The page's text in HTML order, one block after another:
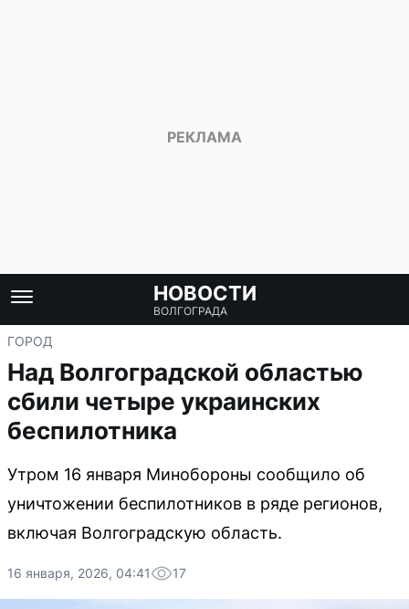
НОВОСТИ
ВОЛГОГРАДА
ГОРОД
Над Волгоградской областью
сбили четыре украинских
беспилотника
Утром 16 января Минобороны сообщило об
уничтожении беспилотников в ряде регионов,
включая Волгоградскую область.
16 января, 2026, 04:41 17